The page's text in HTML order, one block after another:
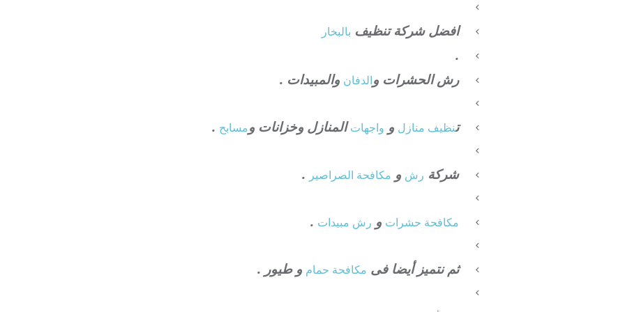
افضل شركة تنظيف بالبخار
.
رش الحشرات والدفان والمبيدات .
تنظيف منازل و واجهاتالمنازل وخزانات ومسابح .
شركة رش و مكافحة الصراصير .
مكافحة حشرات و رش مبيدات .
ثم نتميز أيضا فى مكافحة حمام و طيور .